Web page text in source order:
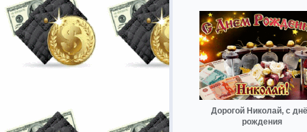
Дорогой Николай, с
рождения